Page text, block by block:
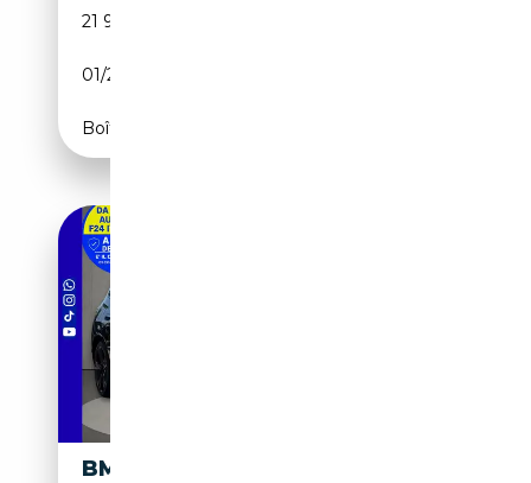
21 990 km
01/2025
Boîte automatique
BMW X3 M 50 I XDRIVE